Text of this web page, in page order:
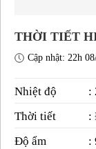
THỜI TIẾT
Cập nhật: 22h
Nhiệt độ
:
Thời tiết
:
Độ ẩm
: